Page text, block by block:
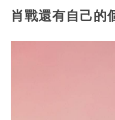
肖戰還有自己的